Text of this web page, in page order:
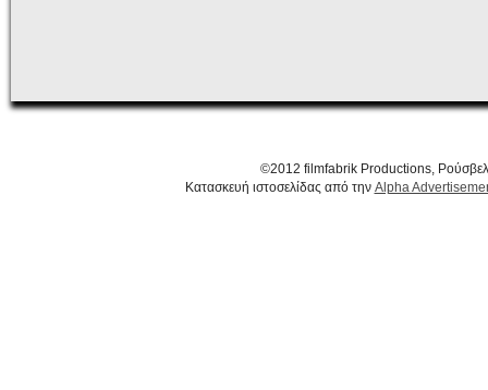
©2012 filmfabrik Productions,
Κατασκευή ιστοσελίδας από την Alpha